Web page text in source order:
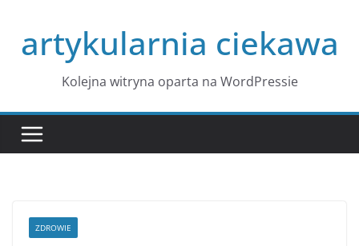
treściartykularnia ciekawa
Kolejna witryna oparta na WordPressie
ZDROWIE